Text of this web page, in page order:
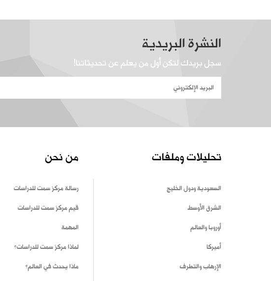
النشرة البريدية
سجل بريدك لتكن أول من يعلم عن تحديثاتنا!
تحليلات وملفات
السعودية ودول الخليج
الشرق الأوسط
أوروبا والعالم
أميركا
الإرهاب والتطرف
من نحن
رسالة مركز سمت للدراسات
قيم مركز سمت للدراسات
المهمة
لماذا مركز سمت للدراسات؟
ماذا يحدث في العالم؟